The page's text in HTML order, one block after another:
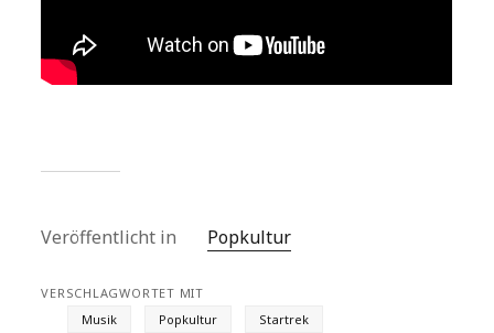
Veröffentlicht in Popkultur
VERSCHLAGWORTET MIT
Musik
Popkultur Startrek